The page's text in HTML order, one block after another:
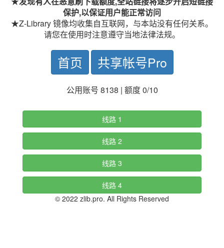
保护,以保证用户能正常访问
★Z-Library 镜像均收集自互联网，与本站没有任何关系。
请您在使用时注意遵守当地法律法规。
首页 共享帐号Pro
公用账号 8138 | 额度 0/10
线路 1
线路 2
线路 3
线路 4
© 2022 zlib.pro. All Rights Reserved